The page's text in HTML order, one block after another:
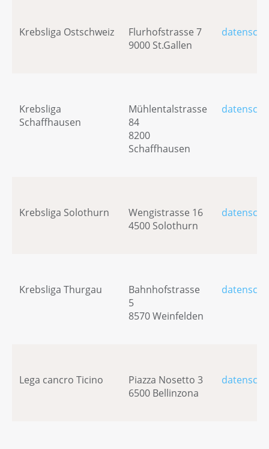
Krebsliga Ostschweiz
Flurhofstrasse 7
9000 St.Gallen
Krebsliga
Schaffhausen
Mühlentalstrasse
84
8200
Schaffhausen
Krebsliga Solothurn
Wengistrasse 16
4500 Solothurn
Krebsliga Thurgau
Bahnhofstrasse
5
8570 Weinfelden
Lega cancro Ticino
Piazza Nosetto 3
6500 Bellinzona